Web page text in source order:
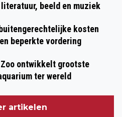
beeld en muziek
kosten
beperkte vordering
ontwikkelt grootste
ter wereld
artikelen